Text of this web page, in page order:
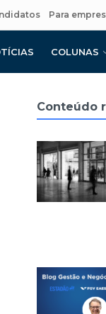
Para
COLUNAS
Conteúdo